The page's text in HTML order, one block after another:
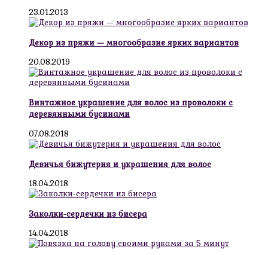
23.01.2013
Декор из пряжи — многообразие ярких вариантов
20.08.2019
Винтажное украшение для волос из проволоки с
деревянными бусинами
07.08.2018
Девичья бижутерия и украшения для волос
18.04.2018
Заколки-сердечки из бисера
14.04.2018